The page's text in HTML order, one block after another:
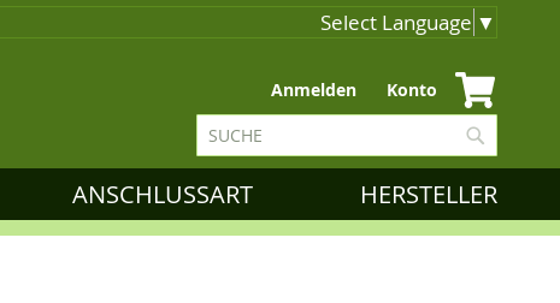
Select Language ▼
Zum
Inhalt
springen
Anmelden Konto
Suche
ANSCHLUSSART HERSTELLER